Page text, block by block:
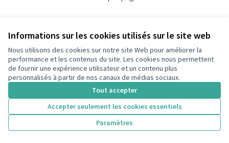
Informations sur les cookies utilisés sur le site web
Nous utilisons des cookies sur notre site Web pour améliorer la
performance et les contenus du site. Les cookies nous permettent
de fournir une expérience utilisateur et un contenu plus
personnalisés à partir de nos canaux de médias sociaux.
Tout accepter
Accepter seulement les cookies essentiels
Paramètres
Conditions d'utilisation
Paramètres des cookies
Site réalisé grâce aulogiciel libre Decidim .
Licence
(Lien